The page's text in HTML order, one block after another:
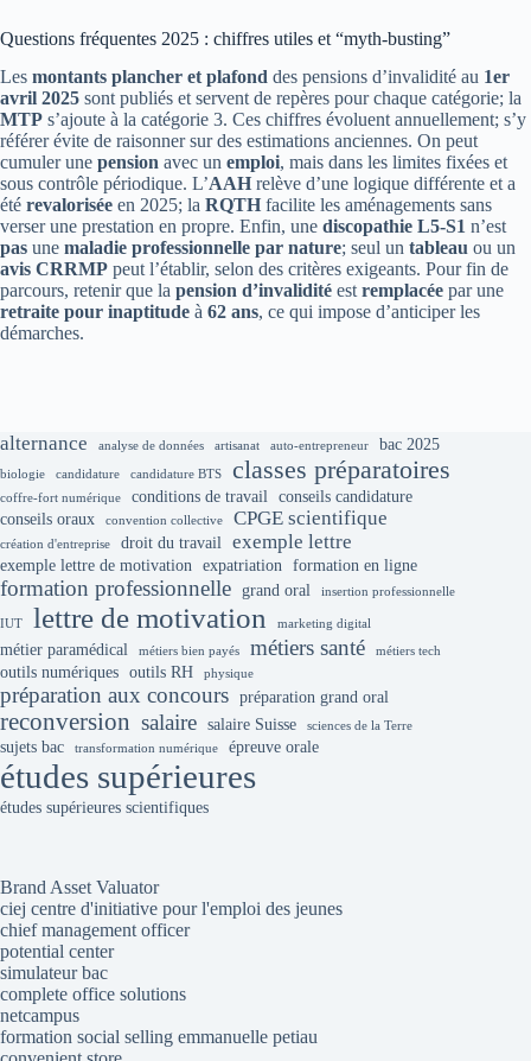
Questions fréquentes 2025 : chiffres utiles et “myth-busting”
Les montants plancher et plafond des pensions d’invalidité au 1er
avril 2025 sont publiés et servent de repères pour chaque catégorie; la
MTP s’ajoute à la catégorie 3. Ces chiffres évoluent annuellement; s’y
référer évite de raisonner sur des estimations anciennes. On peut
cumuler une pension avec un emploi, mais dans les limites fixées et
sous contrôle périodique. L’AAH relève d’une logique différente et a
été revalorisée en 2025; la RQTH facilite les aménagements sans
verser une prestation en propre. Enfin, une discopathie L5-S1 n’est
pas une maladie professionnelle par nature; seul un tableau ou un
avis CRRMP peut l’établir, selon des critères exigeants. Pour fin de
parcours, retenir que la pension d’invalidité estremplacée par une
retraite pour inaptitude à 62 ans, ce qui impose d’anticiper les
démarches.
alternance analyse de données artisanat auto-entrepreneur bac 2025
biologie candidature candidature BTS classes préparatoires
coffre-fort numérique conditions de travail conseils candidature
conseils oraux
convention collective CPGE scientifique
création d'entreprise droit du travail exemple lettre
exemple lettre de motivation expatriation formation en ligne
formation professionnelle grand oral insertion professionnelle
IUT lettre de motivation marketing digital
métier paramédical métiers bien payés métiers santé métiers tech
outils numériques outils RH physique
préparation aux concours préparation grand oral
reconversion salaire salaire Suisse sciences de la Terre
sujets bac transformation numérique épreuve orale
études supérieures
études supérieures scientifiques
Brand Asset Valuator
ciej centre d'initiative pour l'emploi des jeunes
chief management officer
potential center
simulateur bac
complete office solutions
netcampus
formation social selling emmanuelle petiau